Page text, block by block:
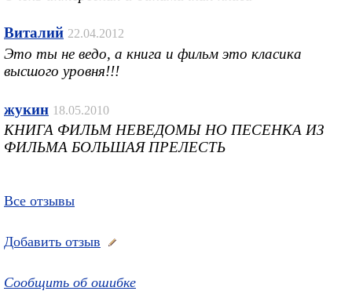
Виталий 22.04.2012
Это ты не ведо, а книга и фильм это класика
высшого уровня!!!
жукин 18.05.2010
КНИГА ФИЛЬМ НЕВЕДОМЫ НО ПЕСЕНКА ИЗ
ФИЛЬМА БОЛЬШАЯ ПРЕЛЕСТЬ
Все отзывы
Добавить отзыв
Сообщить об ошибке